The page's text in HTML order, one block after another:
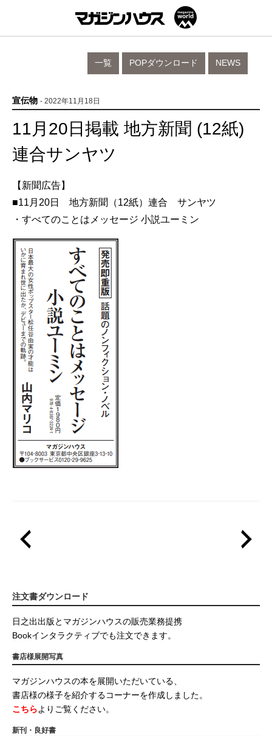
NEWS
POPダウンロード
一覧
宣伝物 - 2022年11月18日
11月20日掲載 地方新聞 (12紙)
連合サンヤツ
【新聞広告】
■11月20日 地方新聞（12紙）連合 サンヤツ
・すべてのことはメッセージ 小説ユーミン
注文書ダウンロード
日之出出版とマガジンハウスの販売業務提携
Bookインタラクティブでも注文できます。
書店様展開写真
マガジンハウスの本を展開いただいている、
書店様の様子を紹介するコーナーを作成しました。
こちらよりご覧ください。
新刊・良好書